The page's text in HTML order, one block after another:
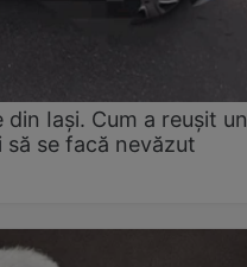
Iași. Cum a reușit un
se facă nevăzut